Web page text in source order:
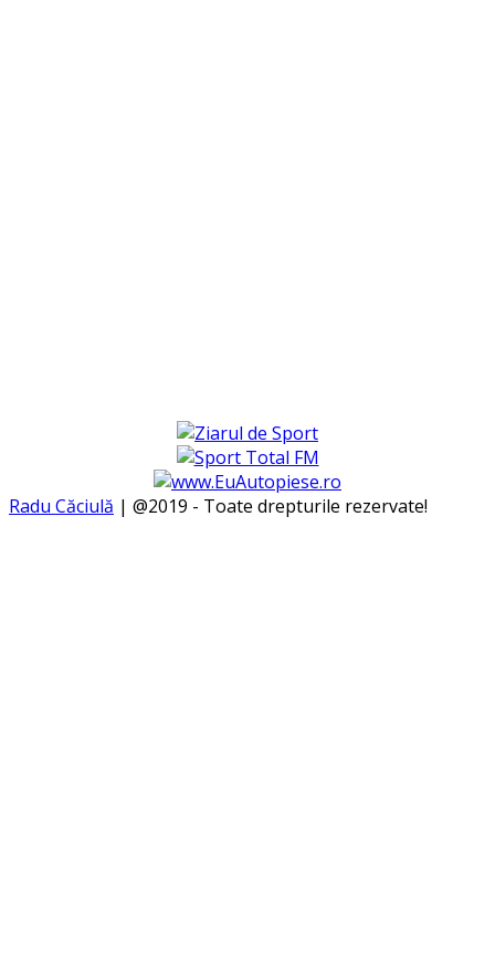
Radu Căciulă | @2019 - Toate drepturile rezervate!